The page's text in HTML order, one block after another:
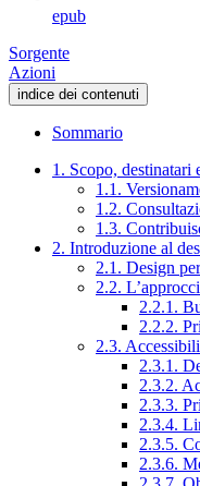
epub
Sorgente
Azioni
indice dei contenuti
Sommario
1. Scopo, destinatari
1.1.
1.2.
1.3.
2. Introduzione al
2.1. Design
2.2.
2.2.1.
2.2.2.
2.3.
2.3.1.
2.3.2.
2.3.3.
2.3.4.
2.3.5.
2.3.6.